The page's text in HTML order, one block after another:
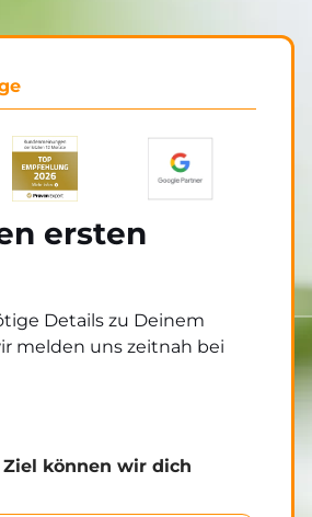
ersten
Details zu Deinem
melden uns zeitnah bei
können wir dich